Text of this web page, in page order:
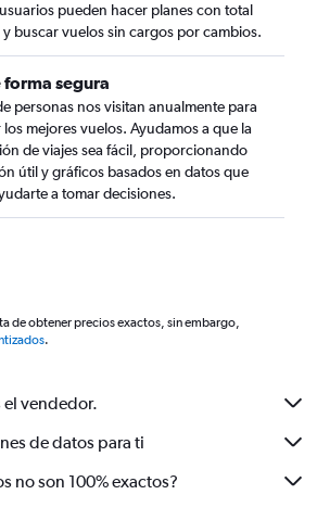
pueden hacer planes con total
buscar vuelos sin cargos por cambios.
forma segura
personas nos visitan anualmente para
mejores vuelos. Ayudamos a que la
de viajes sea fácil, proporcionando
útil y gráficos basados en datos que
a tomar decisiones.
de obtener precios exactos, sin embargo,
.
vendedor.
de datos para ti
no son 100% exactos?